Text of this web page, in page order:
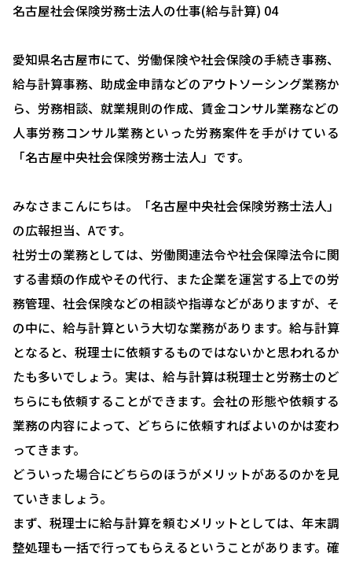
名古屋社会保険労務士法人の仕事(給与計算) 04
愛知県名古屋市にて、労働保険や社会保険の手続き事務、
給与計算事務、助成金申請などのアウトソーシング業務か
ら、労務相談、就業規則の作成、賃金コンサル業務などの
人事労務コンサル業務といった労務案件を手がけている
「名古屋中央社会保険労務士法人」です。
みなさまこんにちは。「名古屋中央社会保険労務士法人」
の広報担当、Aです。
社労士の業務としては、労働関連法令や社会保障法令に関
する書類の作成やその代行、また企業を運営する上での労
務管理、社会保険などの相談や指導などがありますが、そ
の中に、給与計算という大切な業務があります。給与計算
となると、税理士に依頼するものではないかと思われるか
たも多いでしょう。実は、給与計算は税理士と労務士のど
ちらにも依頼することができます。会社の形態や依頼する
業務の内容によって、どちらに依頼すればよいのかは変わ
ってきます。
どういった場合にどちらのほうがメリットがあるのかを見
ていきましょう。
まず、税理士に給与計算を頼むメリットとしては、年末調
整処理も一括で行ってもらえるということがあります。確